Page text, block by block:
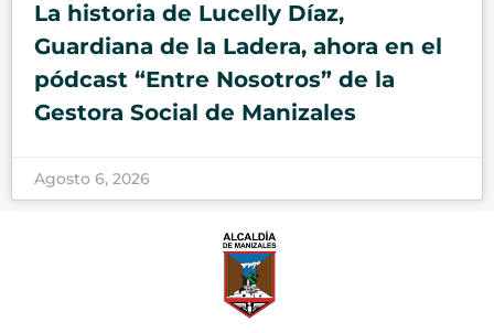
La historia de Lucelly Díaz,
Guardiana de la Ladera, ahora en el
pódcast “Entre Nosotros” de la
Gestora Social de Manizales
Agosto 6, 2026